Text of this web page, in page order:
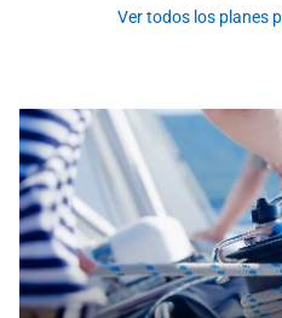
Ver todos los planes